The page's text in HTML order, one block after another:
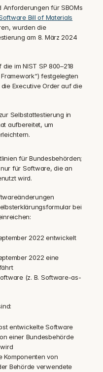
für SBOMs
Bill of Materials
wurden die
am 8. März 2024
im NIST SP 800–218
festgelegten
Executive Order auf die
Selbstattestierung in
aufbereitet, um
für Bundesbehörden;
für Software, die an
wird.
bei
2022 entwickelt
(z. B. Software-as-
entwickelte Software
einer Bundesbehörde
Komponenten von
Behörde verwendete